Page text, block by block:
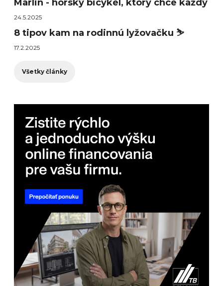
Marlin - horský bicykel, ktorý chce každý
24.5.2025
8 tipov kam na rodinnú lyžovačku ⛷️
17.2.2025
Všetky články